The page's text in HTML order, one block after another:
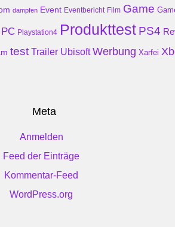
dampfen Event Eventbericht Film Game
PC Playstation4 Produkttest PS4
test Trailer Ubisoft Werbung Xarfei
Meta
Anmelden
Feed der Einträge
Kommentar-Feed
WordPress.org